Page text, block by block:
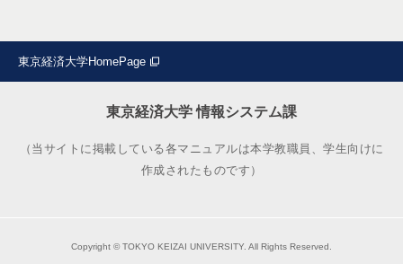
東京経済大学HomePage
東京経済大学 情報システム課
（当サイトに掲載している各マニュアルは本学教職員、学生向けに
作成されたものです）
Copyright © TOKYO KEIZAI UNIVERSITY. All Rights Reserved.